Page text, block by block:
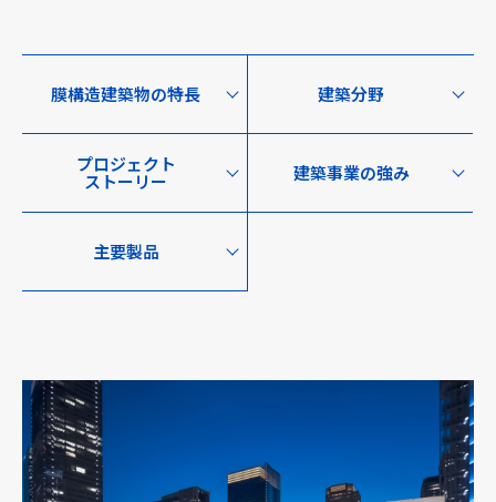
採用情報
ニュース
膜構造建築物の特長 建築分野
プロジェクト
ストーリー 建築事業の強み
主要製品